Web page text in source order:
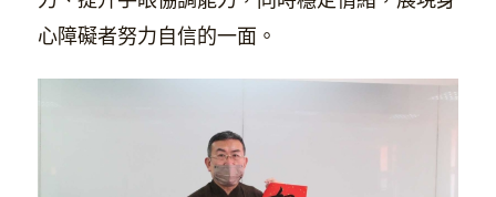
心障礙者努力自信的一面。